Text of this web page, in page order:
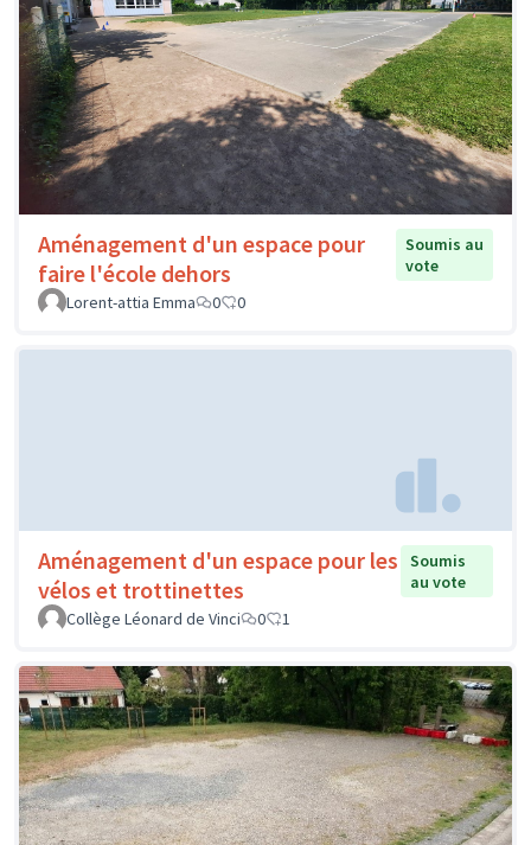
Aménagement d'un espace pour
faire l'école dehors
Soumis au
vote
Lorent-attia Emma
0 0
Aménagement d'un espace pour les
vélos et trottinettes
Soumis
au vote
Collège Léonard de Vinci
0 1